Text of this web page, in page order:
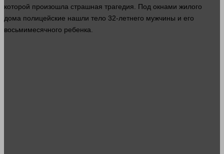
которой произошла страшная трагедия. Под окнами жилого
дома полицейские нашли тело 32-летнего мужчины и его
восьмимесячного ребенка.